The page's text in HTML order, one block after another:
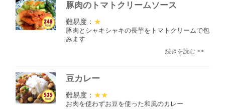
豚肉のトマトクリームソース
難易度： ★
豚肉とシャキシャキの長芋をトマトクリームで包
みます
続きを読む >>
豆カレー
難易度： ★★
お肉を使わずお豆を使った和風のカレー